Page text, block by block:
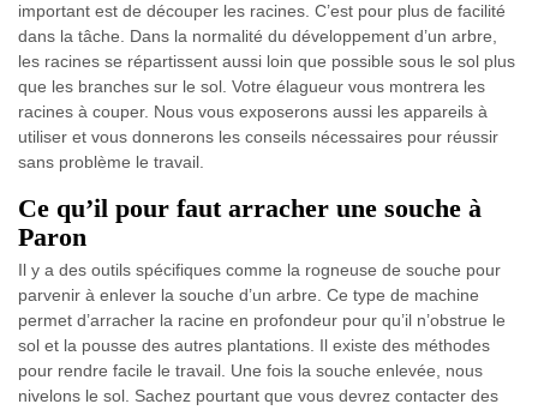
important est de découper les racines. C’est pour plus de facilité
dans la tâche. Dans la normalité du développement d’un arbre,
les racines se répartissent aussi loin que possible sous le sol plus
que les branches sur le sol. Votre élagueur vous montrera les
racines à couper. Nous vous exposerons aussi les appareils à
utiliser et vous donnerons les conseils nécessaires pour réussir
sans problème le travail.
Ce qu’il pour faut arracher une souche à
Paron
Il y a des outils spécifiques comme la rogneuse de souche pour
parvenir à enlever la souche d’un arbre. Ce type de machine
permet d’arracher la racine en profondeur pour qu’il n’obstrue le
sol et la pousse des autres plantations. Il existe des méthodes
pour rendre facile le travail. Une fois la souche enlevée, nous
nivelons le sol. Sachez pourtant que vous devrez contacter des